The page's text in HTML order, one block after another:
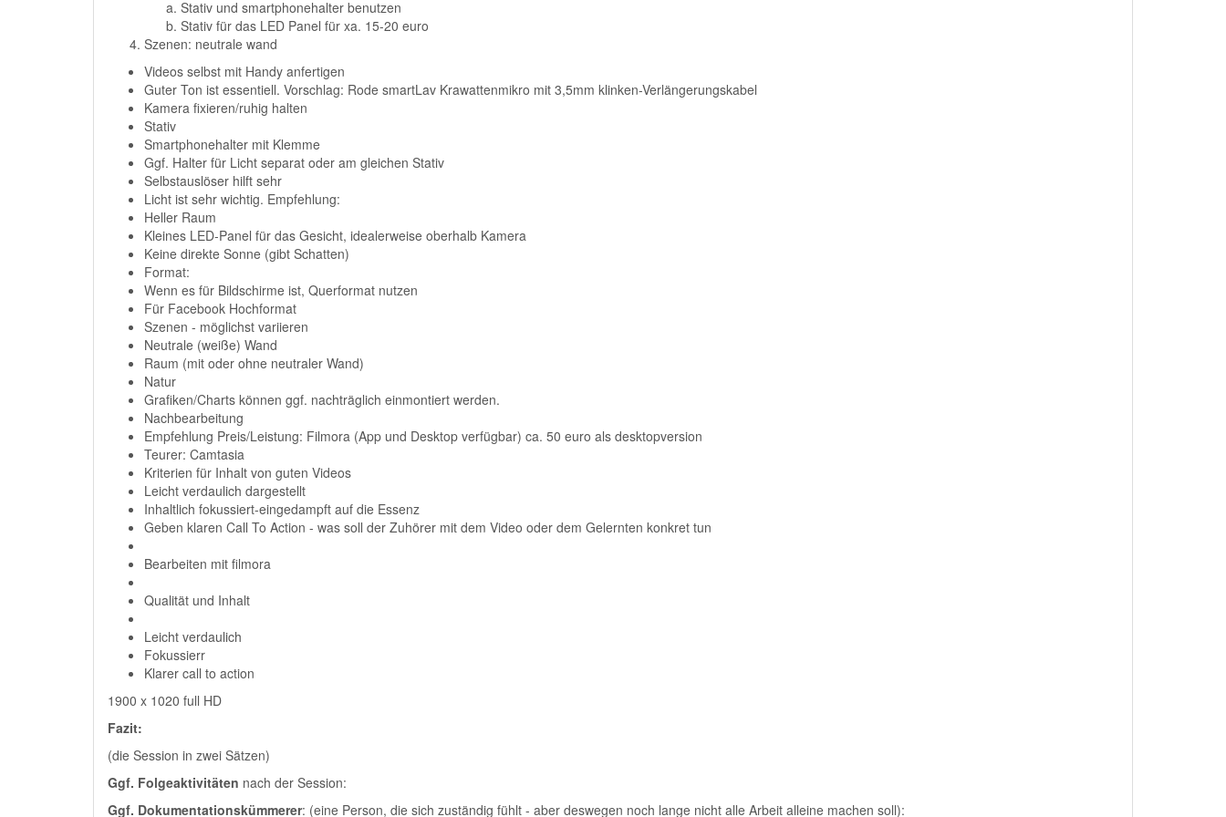
Stativ und smartphonehalter benutzen
Stativ für das LED Panel für xa. 15-20 euro
Szenen: neutrale wand
Videos selbst mit Handy anfertigen
Guter Ton ist essentiell. Vorschlag: Rode smartLav Krawattenmikro mit 3,5mm klinken-Verlängerungskabel
Kamera fixieren/ruhig halten
Stativ
Smartphonehalter mit Klemme
Ggf. Halter für Licht separat oder am gleichen Stativ
Selbstauslöser hilft sehr
Licht ist sehr wichtig. Empfehlung:
Heller Raum
Kleines LED-Panel für das Gesicht, idealerweise oberhalb Kamera
Keine direkte Sonne (gibt Schatten)
Format:
Wenn es für Bildschirme ist, Querformat nutzen
Für Facebook Hochformat
Szenen - möglichst variieren
Neutrale (weiße) Wand
Raum (mit oder ohne neutraler Wand)
Natur
Grafiken/Charts können ggf. nachträglich einmontiert werden.
Nachbearbeitung
Empfehlung Preis/Leistung: Filmora (App und Desktop verfügbar) ca. 50 euro als desktopversion
Teurer: Camtasia
Kriterien für Inhalt von guten Videos
Leicht verdaulich dargestellt
Inhaltlich fokussiert-eingedampft auf die Essenz
Geben klaren Call To Action - was soll der Zuhörer mit dem Video oder dem Gelernten konkret tun
Bearbeiten mit filmora
Qualität und Inhalt
Leicht verdaulich
Fokussierr
Klarer call to action
1900 x 1020 full HD
Fazit:
(die Session in zwei Sätzen)
Ggf. Folgeaktivitäten nach der Session:
Ggf. Dokumentationskümmerer: (eine Person, die sich zuständig fühlt - aber deswegen noch lange nicht alle Arbeit alleine machen soll):